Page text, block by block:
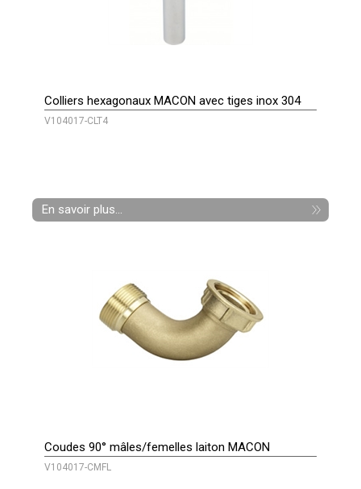
Colliers hexagonaux MACON avec tiges inox 304
V104017-CLT4
En savoir plus...
Coudes 90° mâles/femelles laiton MACON
V104017-CMFL